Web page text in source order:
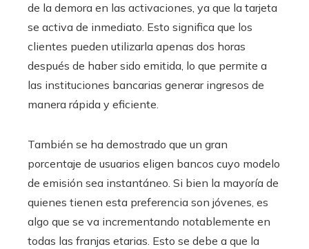
de la demora en las activaciones, ya que la tarjeta
se activa de inmediato. Esto significa que los
clientes pueden utilizarla apenas dos horas
después de haber sido emitida, lo que permite a
las instituciones bancarias generar ingresos de
manera rápida y eficiente.
También se ha demostrado que un gran
porcentaje de usuarios eligen bancos cuyo modelo
de emisión sea instantáneo. Si bien la mayoría de
quienes tienen esta preferencia son jóvenes, es
algo que se va incrementando notablemente en
todas las franjas etarias. Esto se debe a que la